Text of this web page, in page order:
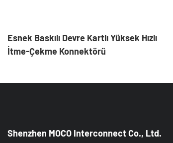
Esnek Baskılı Devre Kartlı Yüksek Hızlı
İtme-Çekme Konnektörü
Shenzhen MOCO Interconnect Co., Ltd.